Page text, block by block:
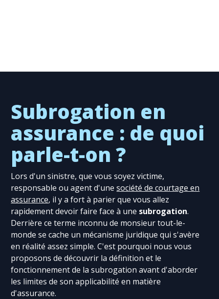
Subrogation en
assurance : de quoi
parle-t-on ?
Lors d'un sinistre, que vous soyez victime,
responsable ou agent d'unesociété de courtage en
assurance, il y a fort à parier que vous allez
rapidement devoir faire face à une subrogation.
Derrière ce terme inconnu de monsieur tout-le-
monde se cache un mécanisme juridique qui s'avère
en réalité assez simple. C'est pourquoi nous vous
proposons de découvrir la définition et le
fonctionnement de la subrogation avant d'aborder
les limites de son applicabilité en matière
d'assurance.